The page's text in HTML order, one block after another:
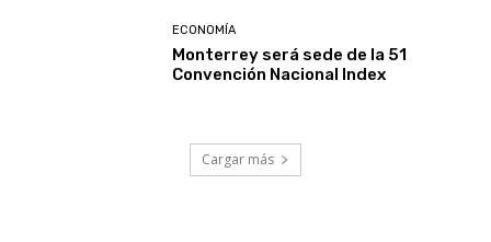
ECONOMÍA
Monterrey será sede de la 51
Convención Nacional Index
Cargar más